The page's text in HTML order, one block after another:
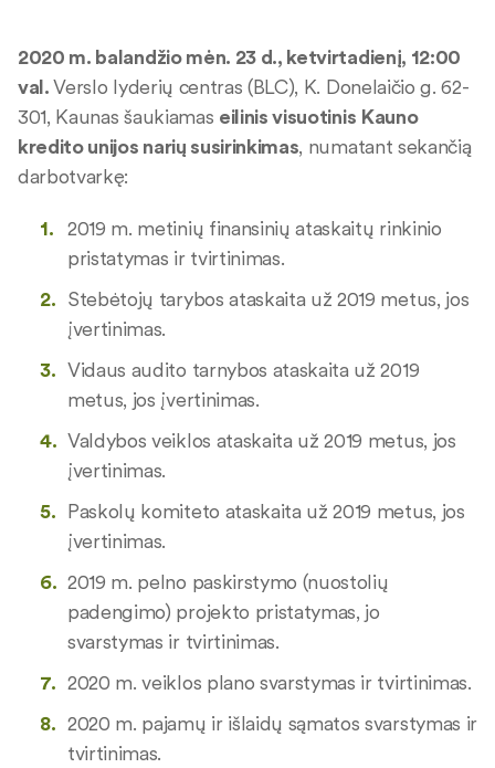
2020 m. balandžio mėn. 23 d., ketvirtadienį, 12:00
val.Verslo lyderių centras (BLC), K. Donelaičio g. 62-
301, Kaunas šaukiamas eilinis visuotinis Kauno
kredito unijos narių susirinkimas, numatant sekančią
darbotvarkę:
2019 m. metinių finansinių ataskaitų rinkinio
pristatymas ir tvirtinimas.
Stebėtojų tarybos ataskaita už 2019 metus, jos
įvertinimas.
Vidaus audito tarnybos ataskaita už 2019
metus, jos įvertinimas.
Valdybos veiklos ataskaita už 2019 metus, jos
įvertinimas.
Paskolų komiteto ataskaita už 2019 metus, jos
įvertinimas.
2019 m. pelno paskirstymo (nuostolių
padengimo) projekto pristatymas, jo
svarstymas ir tvirtinimas.
2020 m. veiklos plano svarstymas ir tvirtinimas.
2020 m. pajamų ir išlaidų sąmatos svarstymas ir
tvirtinimas.